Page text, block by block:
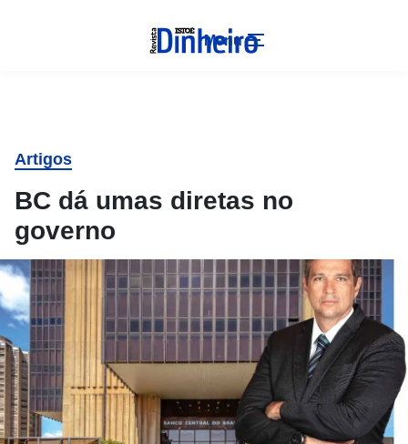
Menu
Artigos
BC dá umas diretas no
governo